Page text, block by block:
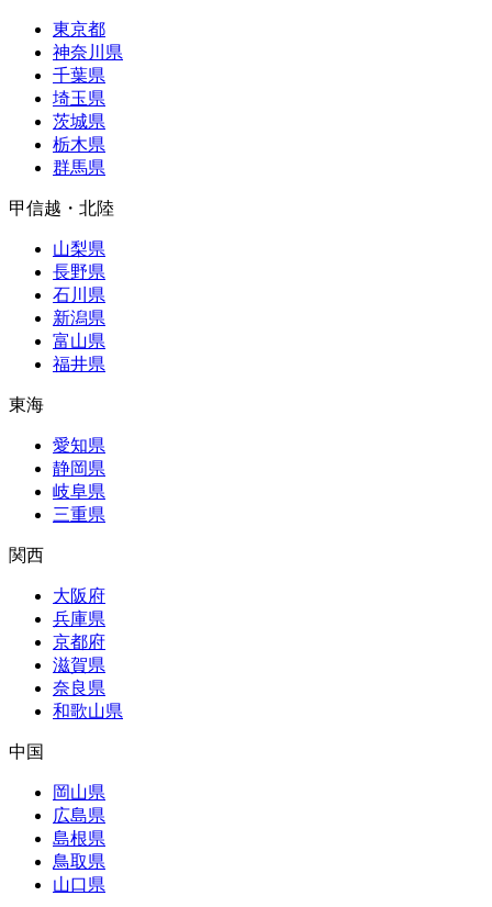
東京都
神奈川県
千葉県
埼玉県
茨城県
栃木県
群馬県
甲信越・北陸
山梨県
長野県
石川県
新潟県
富山県
福井県
東海
愛知県
静岡県
岐阜県
三重県
関西
大阪府
兵庫県
京都府
滋賀県
奈良県
和歌山県
中国
岡山県
広島県
島根県
鳥取県
山口県